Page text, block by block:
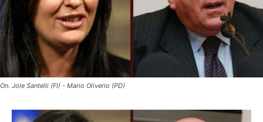
On. Jole Santelli (FI) - Mario Oliverio (PD)